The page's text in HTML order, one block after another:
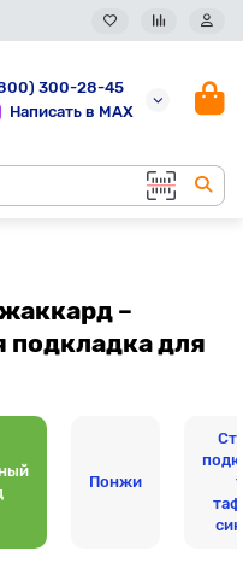
300-28-45
Написать в MAX
–
подкладка для
Понжи